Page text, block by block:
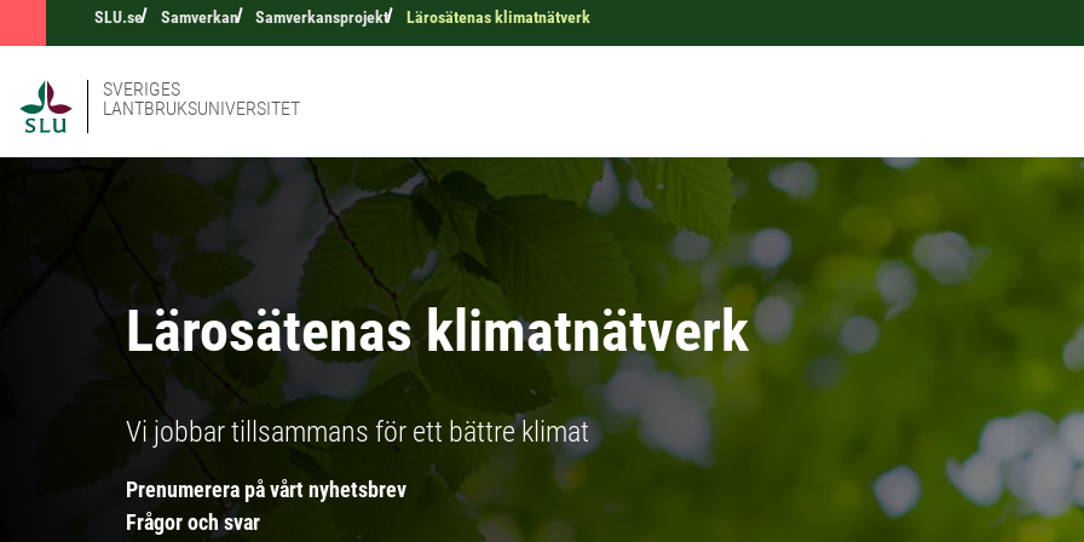
SLU.se Samverkan Samverkansprojekt Lärosätenas klimatnätverk
SVERIGES
LANTBRUKSUNIVERSITET
Lärosätenas klimatnätverk
Vi jobbar tillsammans för ett bättre klimat
Prenumerera på vårt nyhetsbrev
Frågor och svar